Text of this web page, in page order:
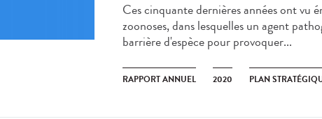
Ces cinquante dernières années ont vu
zoonoses, dans lesquelles un agent
barrière d'espèce pour provoquer...
RAPPORT ANNUEL 2020 PLAN